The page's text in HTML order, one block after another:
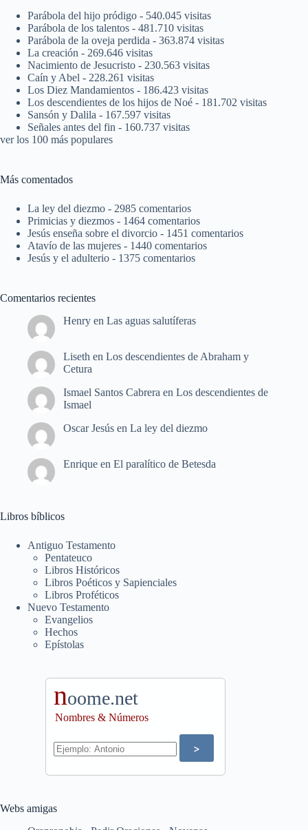
Parábola del hijo pródigo - 540.045 visitas
Parábola de los talentos - 481.710 visitas
Parábola de la oveja perdida - 363.874 visitas
La creación - 269.646 visitas
Nacimiento de Jesucristo - 230.563 visitas
Caín y Abel - 228.261 visitas
Los Diez Mandamientos - 186.423 visitas
Los descendientes de los hijos de Noé - 181.702 visitas
Sansón y Dalila - 167.597 visitas
Señales antes del fin - 160.737 visitas
ver los 100 más populares
Más comentados
La ley del diezmo - 2985 comentarios
Primicias y diezmos - 1464 comentarios
Jesús enseña sobre el divorcio - 1451 comentarios
Atavío de las mujeres - 1440 comentarios
Jesús y el adulterio - 1375 comentarios
Comentarios recientes
Henry en Las aguas salutíferas
Liseth en Los descendientes de Abraham y
Cetura
Ismael Santos Cabrera en Los descendientes de
Ismael
Oscar Jesús en La ley del diezmo
Enrique en El paralítico de Betesda
Libros bíblicos
Antiguo Testamento
Pentateuco
Libros Históricos
Libros Poéticos y Sapienciales
Libros Proféticos
Nuevo Testamento
Evangelios
Hechos
Epístolas
noome.net
Nombres & Números
Webs amigas